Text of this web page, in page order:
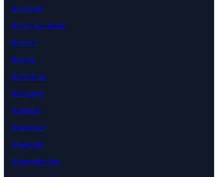
Moinești
Moldova Nouă
Moreni
Motru
Murfatlar
Murgeni
Năsăud
Năvodari
Negrești
Negrești-Oaș